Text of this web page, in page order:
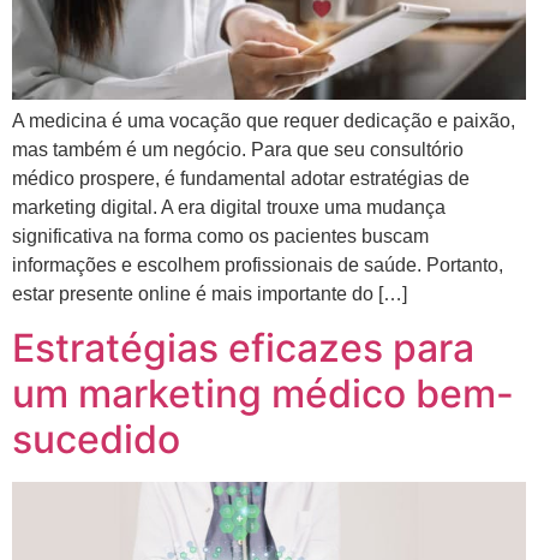
A medicina é uma vocação que requer dedicação e paixão,
mas também é um negócio. Para que seu consultório
médico prospere, é fundamental adotar estratégias de
marketing digital. A era digital trouxe uma mudança
significativa na forma como os pacientes buscam
informações e escolhem profissionais de saúde. Portanto,
estar presente online é mais importante do […]
Estratégias eficazes para
um marketing médico bem-
sucedido